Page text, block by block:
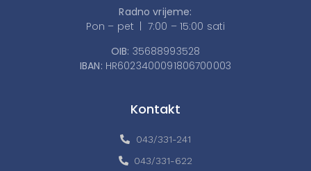
Radno vrijeme:
Pon – pet | 7:00 – 15:00 sati
OIB: 35688993528
IBAN: HR6023400091806700003
Kontakt
043/331-241
043/331-622